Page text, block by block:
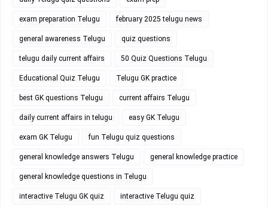
exam preparation Telugu february 2025 telugu news
general awareness Telugu quiz questions
telugu daily current affairs 50 Quiz Questions Telugu
Educational Quiz Telugu Telugu GK practice
best GK questions Telugu current affairs Telugu
daily current affairs in telugu easy GK Telugu
exam GK Telugu fun Telugu quiz questions
general knowledge answers Telugu general knowledge practice
general knowledge questions in Telugu
interactive Telugu GK quiz interactive Telugu quiz